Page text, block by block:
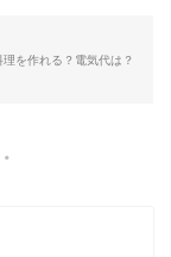
を作れる？電気代は？